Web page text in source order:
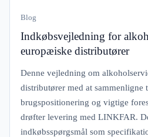
Blog
Indkøbsvejledning for
europæiske distributører
Denne vejledning om
distributører med at sammenligne
brugspositionering og vigtige
drøfter levering med LINKFAR.
indkøbsspørgsmål som